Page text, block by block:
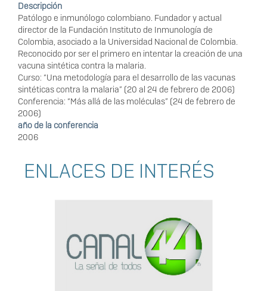
Descripción
Patólogo e inmunólogo colombiano. Fundador y actual
director de la Fundación Instituto de Inmunología de
Colombia, asociado a la Universidad Nacional de Colombia.
Reconocido por ser el primero en intentar la creación de una
vacuna sintética contra la malaria.
Curso: “Una metodología para el desarrollo de las vacunas
sintéticas contra la malaria” (20 al 24 de febrero de 2006)
Conferencia: “Más allá de las moléculas” (24 de febrero de
2006)
año de la conferencia
2006
ENLACES DE INTERÉS